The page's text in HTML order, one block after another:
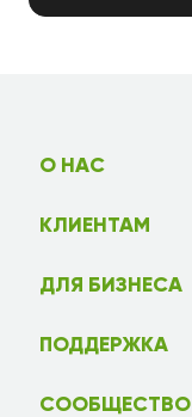
О НАС
КЛИЕНТАМ
ДЛЯ БИЗНЕСА
ПОДДЕРЖКА
СООБЩЕСТВО